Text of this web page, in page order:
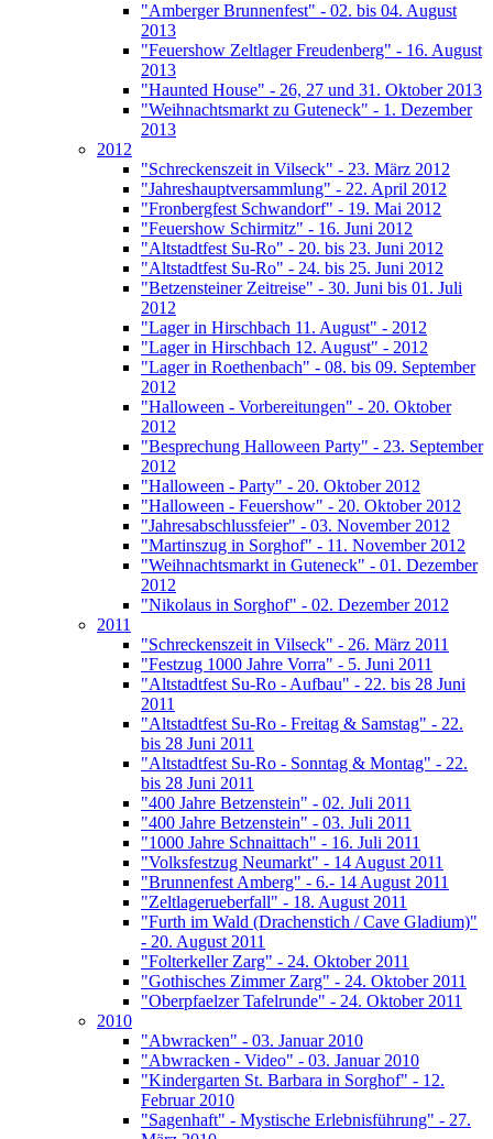
"Amberger Brunnenfest" - 02. bis 04. August
2013
"Feuershow Zeltlager Freudenberg" - 16. August
2013
"Haunted House" - 26, 27 und 31. Oktober 2013
"Weihnachtsmarkt zu Guteneck" - 1. Dezember
2013
2012
"Schreckenszeit in Vilseck" - 23. März 2012
"Jahreshauptversammlung" - 22. April 2012
"Fronbergfest Schwandorf" - 19. Mai 2012
"Feuershow Schirmitz" - 16. Juni 2012
"Altstadtfest Su-Ro" - 20. bis 23. Juni 2012
"Altstadtfest Su-Ro" - 24. bis 25. Juni 2012
"Betzensteiner Zeitreise" - 30. Juni bis 01. Juli
2012
"Lager in Hirschbach 11. August" - 2012
"Lager in Hirschbach 12. August" - 2012
"Lager in Roethenbach" - 08. bis 09. September
2012
"Halloween - Vorbereitungen" - 20. Oktober
2012
"Besprechung Halloween Party" - 23. September
2012
"Halloween - Party" - 20. Oktober 2012
"Halloween - Feuershow" - 20. Oktober 2012
"Jahresabschlussfeier" - 03. November 2012
"Martinszug in Sorghof" - 11. November 2012
"Weihnachtsmarkt in Guteneck" - 01. Dezember
2012
"Nikolaus in Sorghof" - 02. Dezember 2012
2011
"Schreckenszeit in Vilseck" - 26. März 2011
"Festzug 1000 Jahre Vorra" - 5. Juni 2011
"Altstadtfest Su-Ro - Aufbau" - 22. bis 28 Juni
2011
"Altstadtfest Su-Ro - Freitag & Samstag" - 22.
bis 28 Juni 2011
"Altstadtfest Su-Ro - Sonntag & Montag" - 22.
bis 28 Juni 2011
"400 Jahre Betzenstein" - 02. Juli 2011
"400 Jahre Betzenstein" - 03. Juli 2011
"1000 Jahre Schnaittach" - 16. Juli 2011
"Volksfestzug Neumarkt" - 14 August 2011
"Brunnenfest Amberg" - 6.- 14 August 2011
"Zeltlagerueberfall" - 18. August 2011
"Furth im Wald (Drachenstich / Cave Gladium)"
- 20. August 2011
"Folterkeller Zarg" - 24. Oktober 2011
"Gothisches Zimmer Zarg" - 24. Oktober 2011
"Oberpfaelzer Tafelrunde" - 24. Oktober 2011
2010
"Abwracken" - 03. Januar 2010
"Abwracken - Video" - 03. Januar 2010
"Kindergarten St. Barbara in Sorghof" - 12.
Februar 2010
"Sagenhaft" - Mystische Erlebnisführung" - 27.